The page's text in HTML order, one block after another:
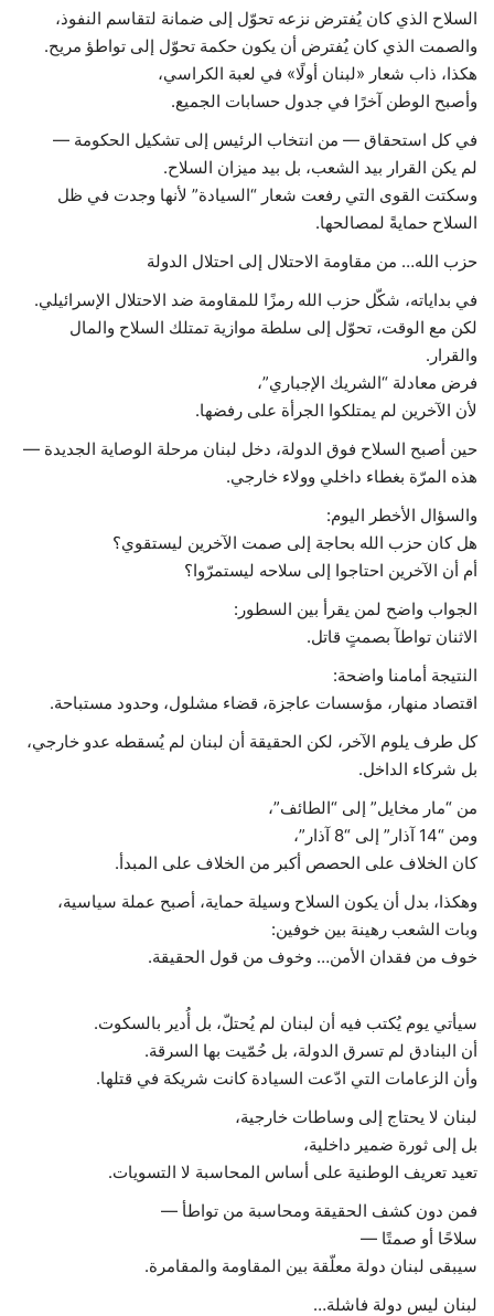
السلاح الذي كان يُفترض نزعه تحوّل إلى ضمانة لتقاسم النفوذ،
والصمت الذي كان يُفترض أن يكون حكمة تحوّل إلى تواطؤ مريح.
هكذا، ذاب شعار «لبنان أولًا» في لعبة الكراسي،
وأصبح الوطن آخرًا في جدول حسابات الجميع.
في كل استحقاق — من انتخاب الرئيس إلى تشكيل الحكومة —
لم يكن القرار بيد الشعب، بل بيد ميزان السلاح.
وسكتت القوى التي رفعت شعار “السيادة” لأنها وجدت في ظل
السلاح حمايةً لمصالحها.
حزب الله… من مقاومة الاحتلال إلى احتلال الدولة
في بداياته، شكّل حزب الله رمزًا للمقاومة ضد الاحتلال الإسرائيلي.
لكن مع الوقت، تحوّل إلى سلطة موازية تمتلك السلاح والمال
والقرار.
فرض معادلة “الشريك الإجباري”،
لأن الآخرين لم يمتلكوا الجرأة على رفضها.
حين أصبح السلاح فوق الدولة، دخل لبنان مرحلة الوصاية الجديدة —
هذه المرّة بغطاء داخلي وولاء خارجي.
والسؤال الأخطر اليوم:
هل كان حزب الله بحاجة إلى صمت الآخرين ليستقوي؟
أم أن الآخرين احتاجوا إلى سلاحه ليستمرّوا؟
الجواب واضح لمن يقرأ بين السطور:
الاثنان تواطآ بصمتٍ قاتل.
النتيجة أمامنا واضحة:
اقتصاد منهار، مؤسسات عاجزة، قضاء مشلول، وحدود مستباحة.
كل طرف يلوم الآخر، لكن الحقيقة أن لبنان لم يُسقطه عدو خارجي،
بل شركاء الداخل.
من “مار مخايل” إلى “الطائف”،
ومن “14 آذار” إلى “8 آذار”،
كان الخلاف على الحصص أكبر من الخلاف على المبدأ.
وهكذا، بدل أن يكون السلاح وسيلة حماية، أصبح عملة سياسية،
وبات الشعب رهينة بين خوفين:
خوف من فقدان الأمن… وخوف من قول الحقيقة.
سيأتي يوم يُكتب فيه أن لبنان لم يُحتلّ، بل أُدير بالسكوت.
أن البنادق لم تسرق الدولة، بل حُمّيت بها السرقة.
وأن الزعامات التي ادّعت السيادة كانت شريكة في قتلها.
لبنان لا يحتاج إلى وساطات خارجية،
بل إلى ثورة ضمير داخلية،
تعيد تعريف الوطنية على أساس المحاسبة لا التسويات.
فمن دون كشف الحقيقة ومحاسبة من تواطأ —
سلاحًا أو صمتًا —
سيبقى لبنان دولة معلّقة بين المقاومة والمقامرة.
لبنان ليس دولة فاشلة…